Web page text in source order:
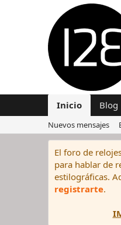
Inicio Blog
Nuevos mensajes
El foro de
para hablar de
estilográficas.
registrarte.